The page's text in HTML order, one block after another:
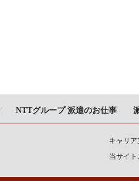
NTTグループ 派遣のお仕事
キャリ
当サイ